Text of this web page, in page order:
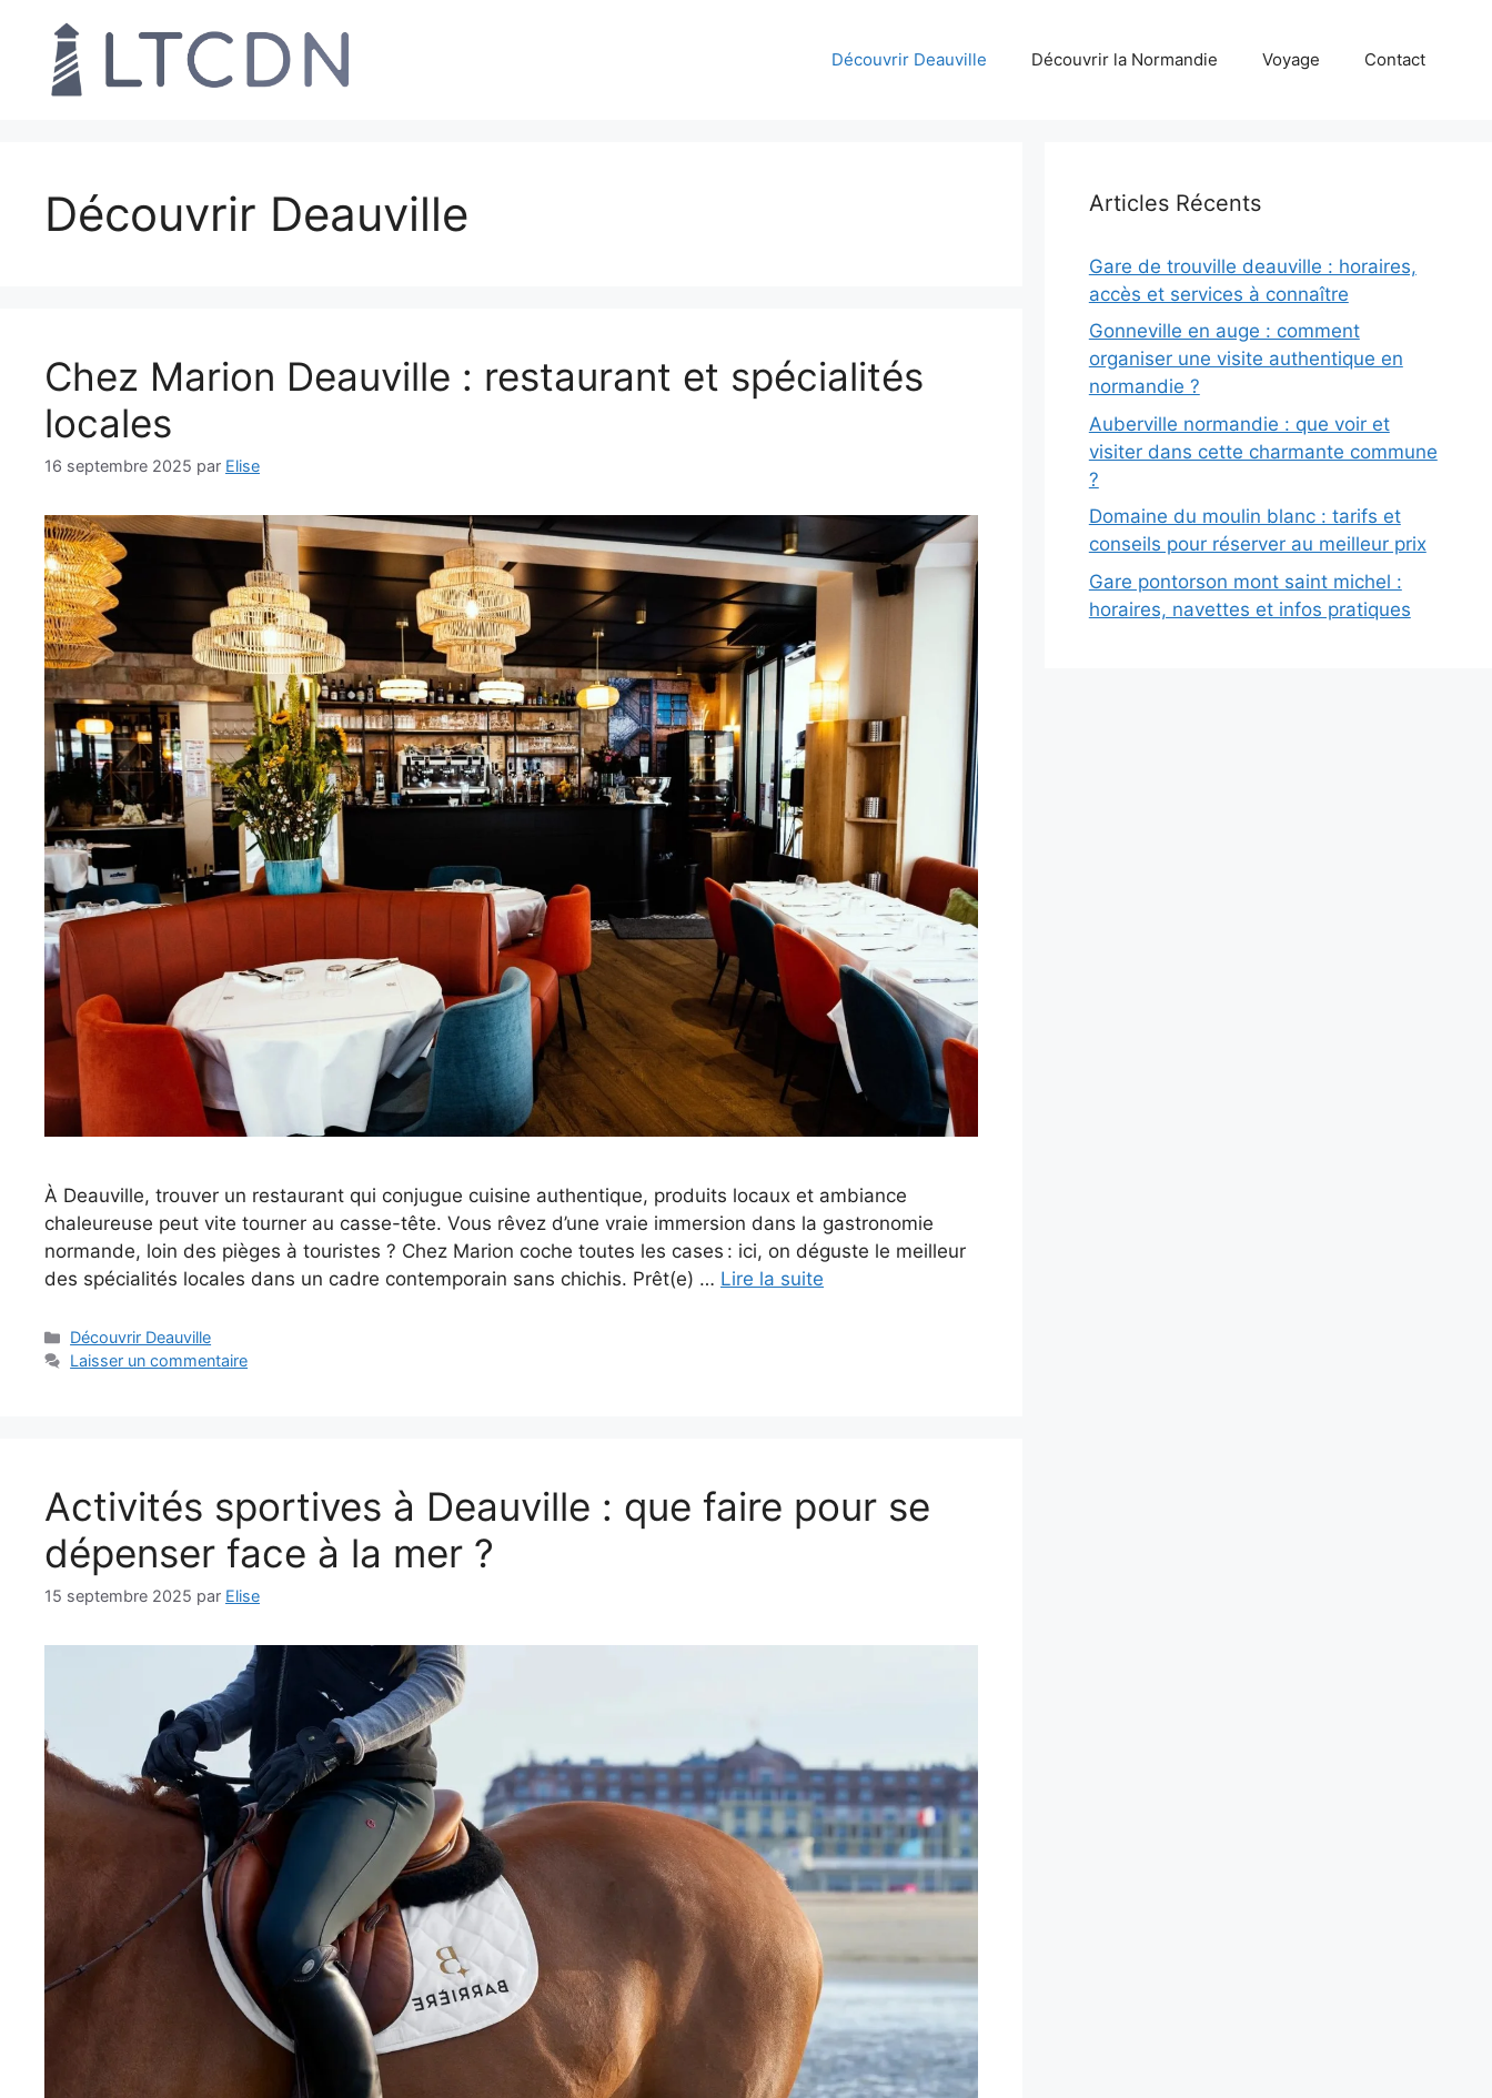
contenu
Découvrir Deauville Découvrir la Normandie Voyage Contact
Découvrir Deauville
Chez Marion Deauville : restaurant et spécialités
locales
16 septembre 2025 par Elise
À Deauville, trouver un restaurant qui conjugue cuisine authentique, produits locaux et ambiance
chaleureuse peut vite tourner au casse-tête. Vous rêvez d’une vraie immersion dans la gastronomie
normande, loin des pièges à touristes ? Chez Marion coche toutes les cases : ici, on déguste le meilleur
des spécialités locales dans un cadre contemporain sans chichis. Prêt(e) … Lire la suite
Catégories
Découvrir Deauville
Laisser un commentaire
Activités sportives à Deauville : que faire pour se
dépenser face à la mer ?
15 septembre 2025 par Elise
Articles Récents
Gare de trouville deauville : horaires,
accès et services à connaître
Gonneville en auge : comment
organiser une visite authentique en
normandie ?
Auberville normandie : que voir et
visiter dans cette charmante commune
?
Domaine du moulin blanc : tarifs et
conseils pour réserver au meilleur prix
Gare pontorson mont saint michel :
horaires, navettes et infos pratiques